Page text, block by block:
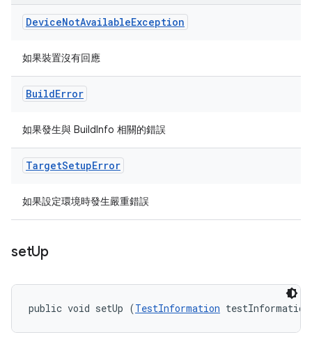
DeviceNotAvailableException
如果裝置沒有回應
BuildError
如果發生與 BuildInfo 相關的錯誤
TargetSetupError
如果設定環境時發生嚴重錯誤
setUp
public void setUp (TestInformation